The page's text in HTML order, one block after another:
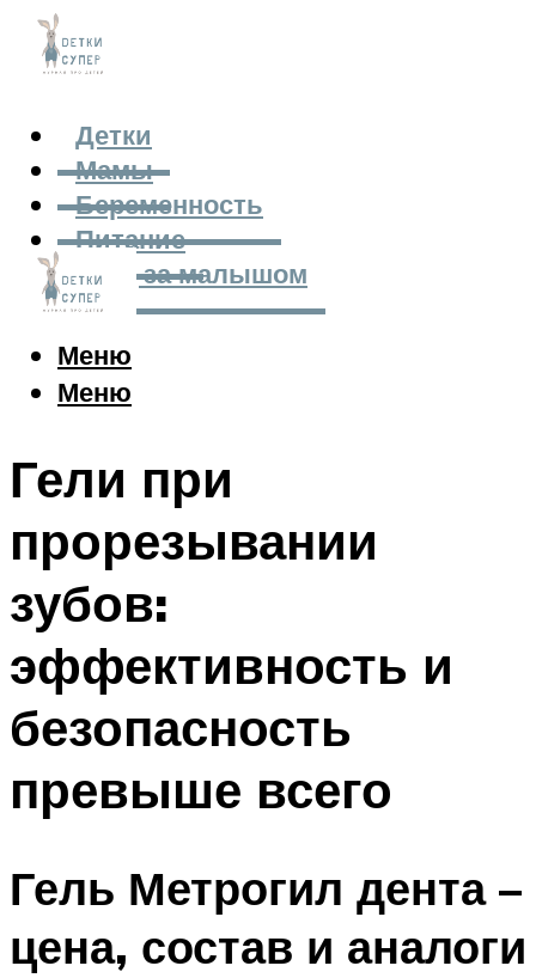
Детки
Мамы
Беременность
Питание
Уход за малышом
Меню
Меню
Гели при
прорезывании
зубов:
эффективность и
безопасность
превыше всего
Гель Метрогил дента –
цена, состав и аналоги